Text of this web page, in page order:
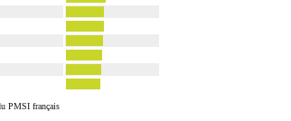
PMSI français